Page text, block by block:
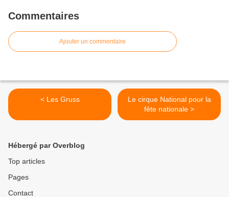
Commentaires
Ajouter un commentaire
< Les Gruss
Le cirque National pour la
fête nationale >
Hébergé par Overblog
Top articles
Pages
Contact